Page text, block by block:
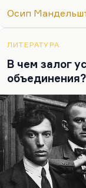
годов, ставила
гневный…» или
гениальное
больное, или
гениальные
московский
(«За Паганини
«играй же на
Осип
ЛИТЕРАТУРА
В чем залог
объединения?